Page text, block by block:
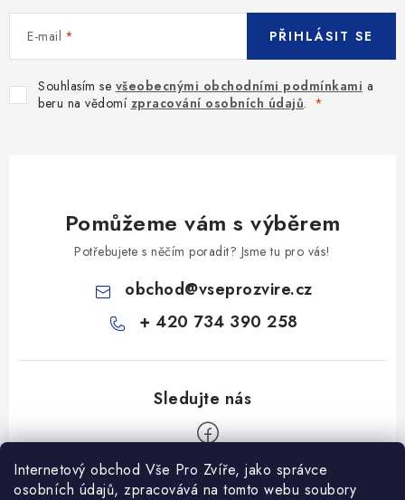
Internetový obchod Vše Pro Zvíře, jako správce
osobních údajů, zpracovává na tomto webu soubory
E-mail
Souhlasím se všeobecnými obchodními podmínkami a
beru na vědomí zpracování osobních údajů.
PŘIHLÁSIT SE
Pomůžeme vám s výběrem
Potřebujete s něčím poradit? Jsme tu pro vás!
obchod@vseprozvire.cz
+ 420 734 390 258